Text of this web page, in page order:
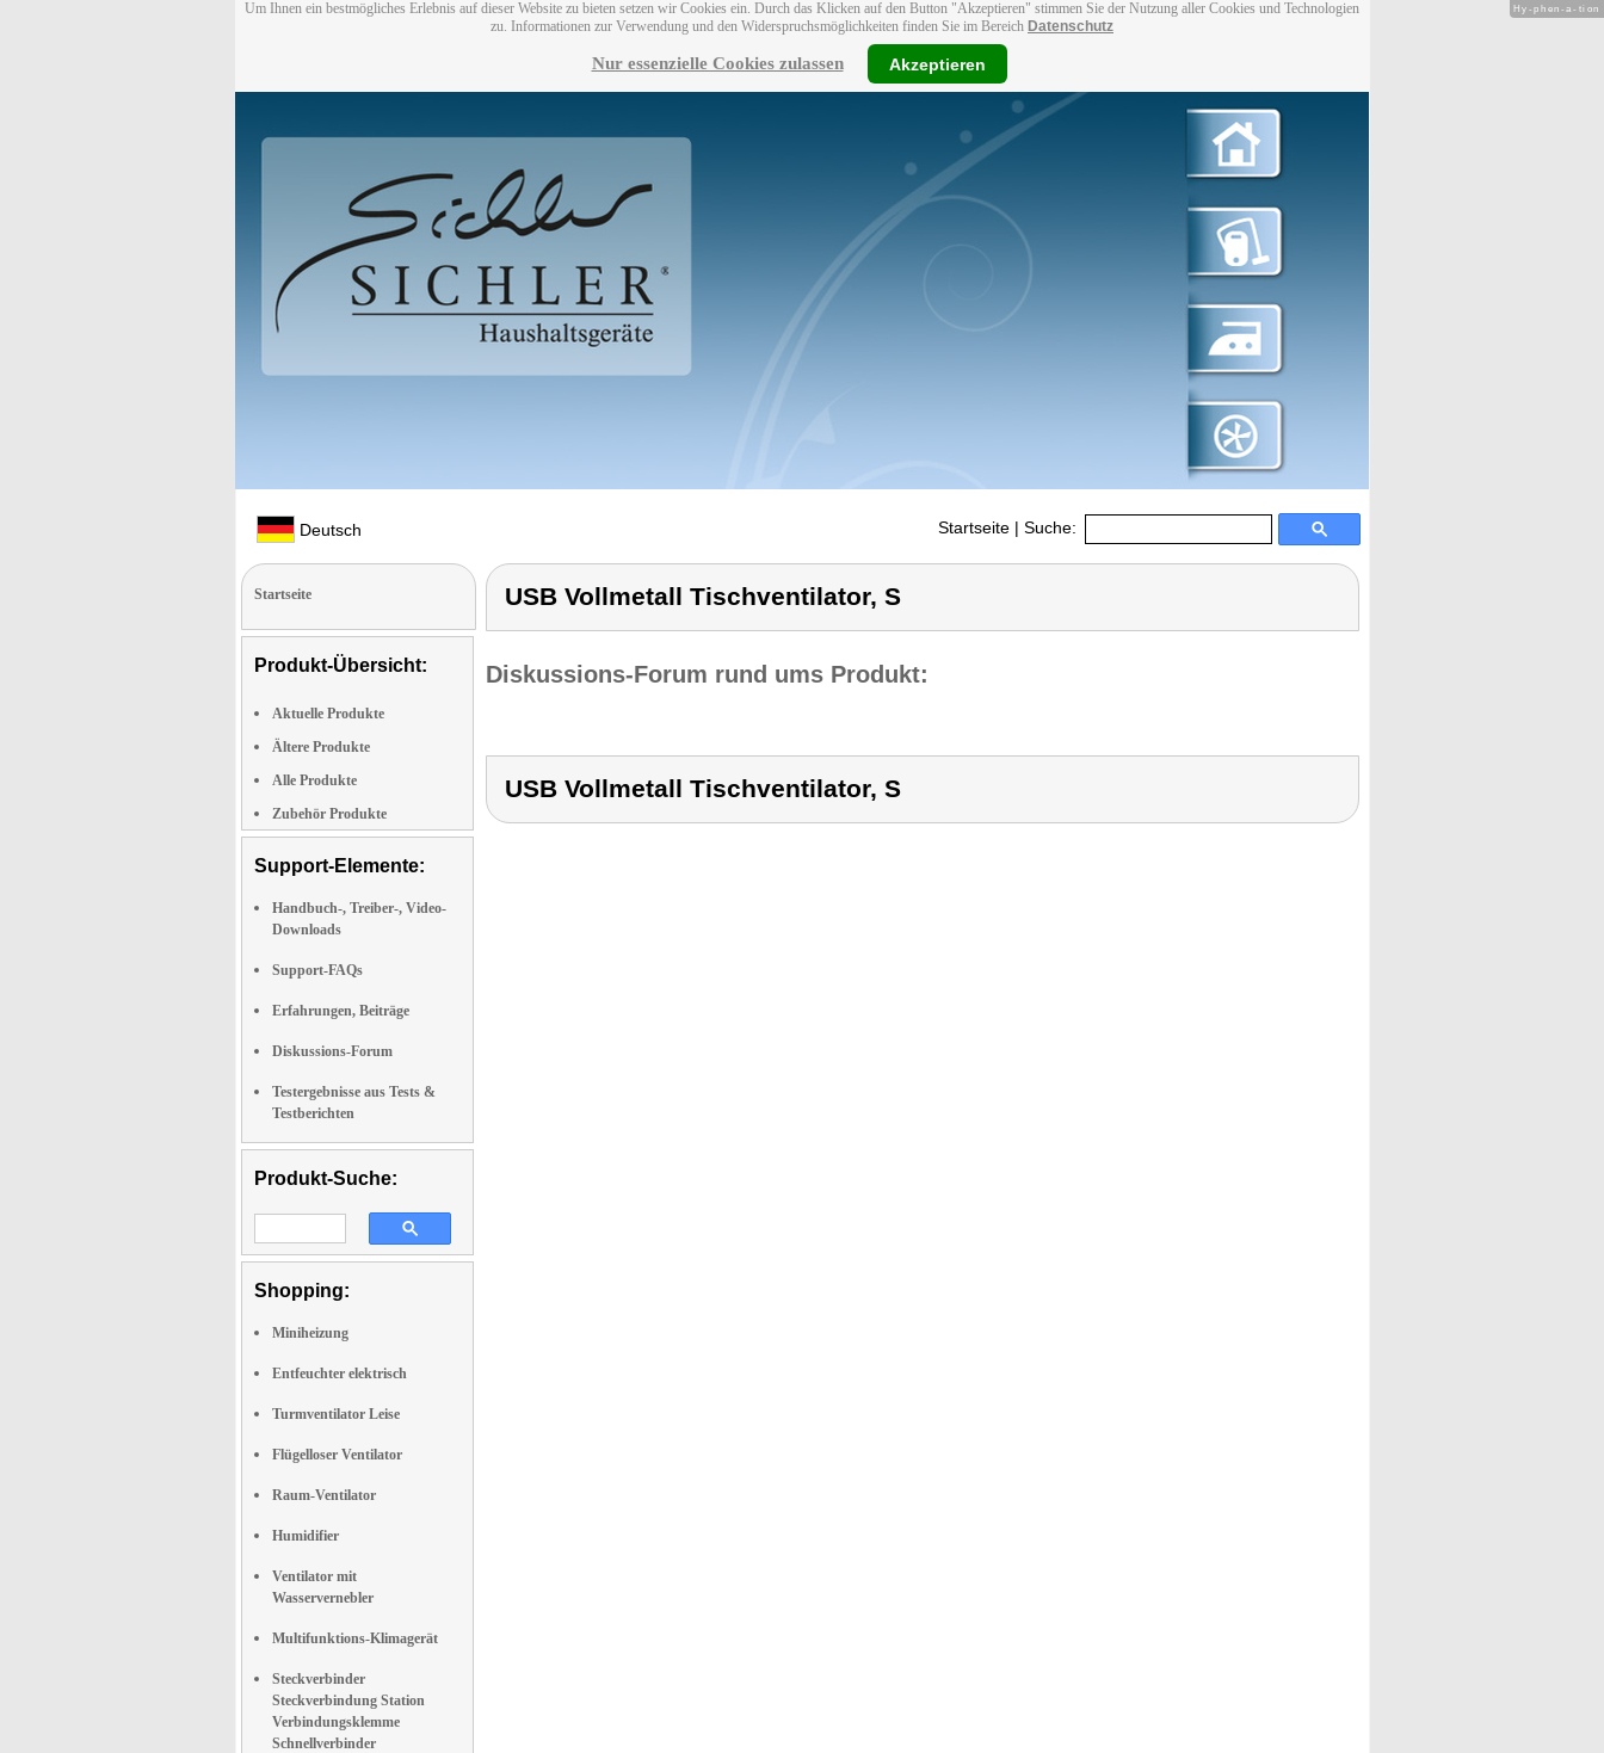
Um Ihnen ein bestmögliches Erlebnis auf dieser Website zu bieten setzen wir Cookies ein. Durch das Klicken auf den Button "Akzeptieren" stimmen Sie der Nutzung aller Cookies und Technologien
zu. Informationen zur Verwendung und den Widerspruchsmöglichkeiten finden Sie im Bereich Datenschutz
Nur essenzielle Cookies zulassen Akzeptieren
Deutsch Startseite | Suche:
Startseite
Produkt-Übersicht:
Aktuelle Produkte
Ältere Produkte
Alle Produkte
Zubehör Produkte
Support-Elemente:
Handbuch-, Treiber-, Video-
Downloads
Support-FAQs
Erfahrungen, Beiträge
Diskussions-Forum
Testergebnisse aus Tests &
Testberichten
Produkt-Suche:
Shopping:
Miniheizung
Entfeuchter elektrisch
Turmventilator Leise
Flügelloser Ventilator
Raum-Ventilator
Humidifier
Ventilator mit
Wasservernebler
Multifunktions-Klimagerät
Steckverbinder
Steckverbindung Station
Verbindungsklemme
Schnellverbinder
USB Vollmetall Tischventilator, S
Diskussions-Forum rund ums Produkt:
USB Vollmetall Tischventilator, S
Hy-phen-a-tion